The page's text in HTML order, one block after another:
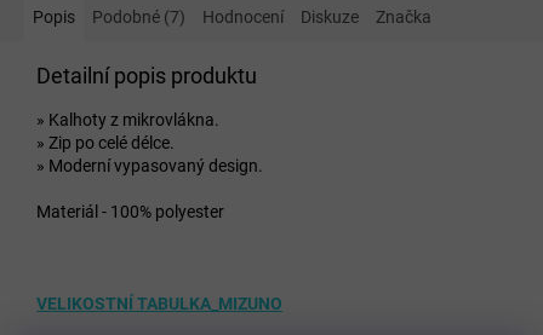
Popis Podobné (7) Hodnocení Diskuze Značka
Detailní popis produktu
» Kalhoty z mikrovlákna.
» Zip po celé délce.
» Moderní vypasovaný design.
Materiál - 100% polyester
VELIKOSTNÍ TABULKA_MIZUNO